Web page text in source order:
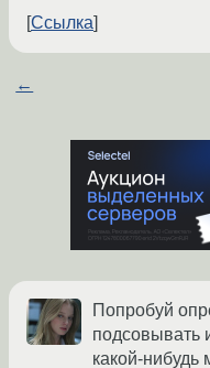
Ссылка
←
Попробуй
подсовывать
какой-нибудь